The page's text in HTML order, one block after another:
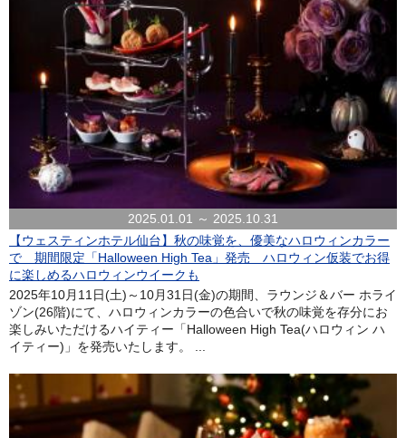
2025.01.01 ～ 2025.10.31
【ウェスティンホテル仙台】秋の味覚を、優美なハロウィンカラー
で 期間限定「Halloween High Tea」発売 ハロウィン仮装でお得
に楽しめるハロウィンウイークも
2025年10月11日(土)～10月31日(金)の期間、ラウンジ＆バー ホライ
ゾン(26階)にて、ハロウィンカラーの色合いで秋の味覚を存分にお
楽しみいただけるハイティー「Halloween High Tea(ハロウィン ハ
イティー)」を発売いたします。 ...